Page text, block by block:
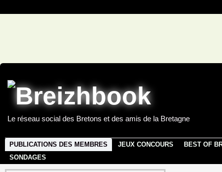
Le réseau social des Bretons et des amis de la Bretagne
PUBLICATIONS DES MEMBRES JEUX CONCOURS
BEST OF
SONDAGES